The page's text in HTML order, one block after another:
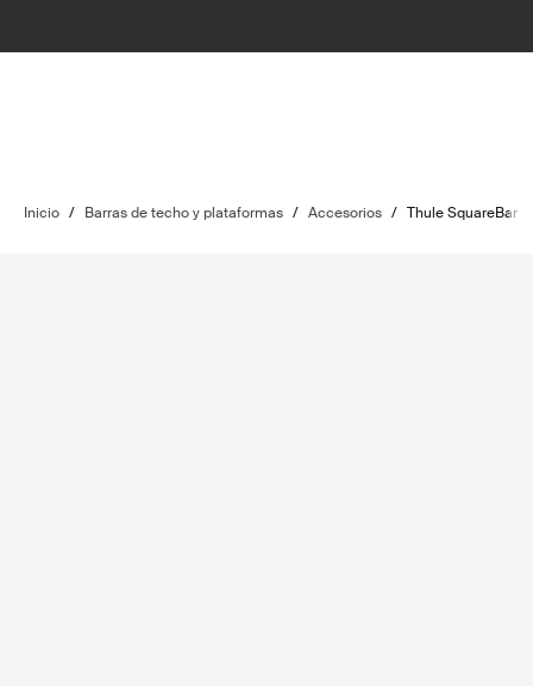
Inicio / Barras de techo y plataformas / Accesorios / Thule SquareBar